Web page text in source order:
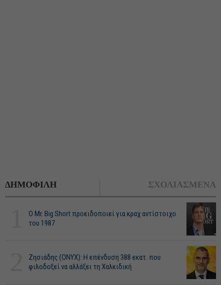
ΔΗΜΟΦΙΛΗ ΣΧΟΛΙΑΣΜΕΝΑ
O Mr. Big Short προειδοποιεί για κραχ αντίστοιχο
του 1987
Ζησιάδης (ONYX): Η επένδυση 388 εκατ. που
φιλοδοξεί να αλλάξει τη Χαλκιδική